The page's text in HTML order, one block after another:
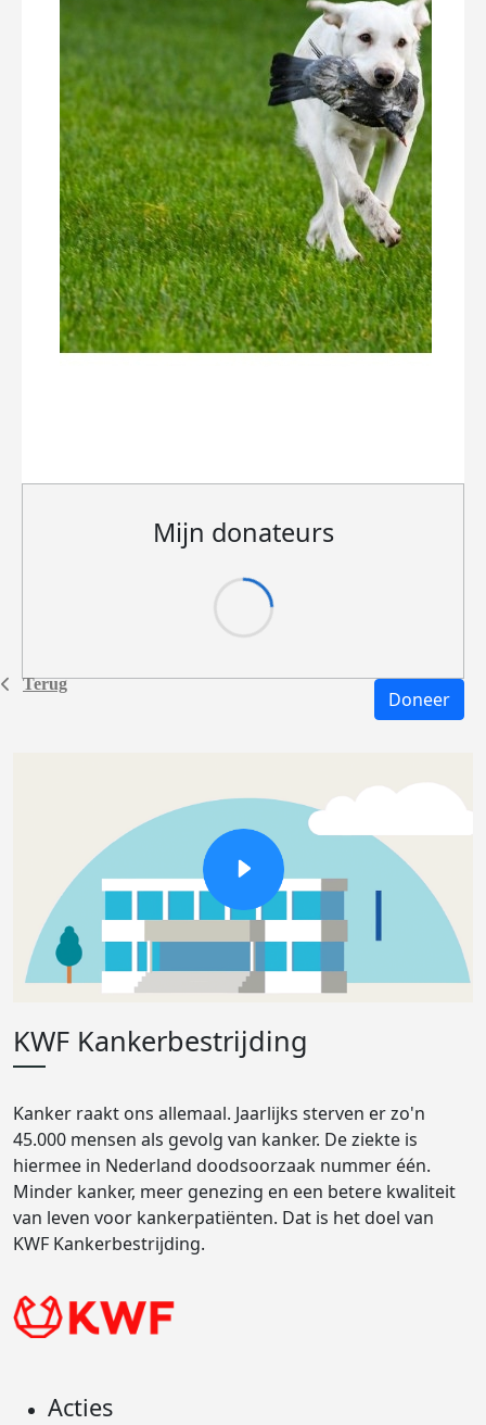
Terug
Mijn donateurs
Doneer
KWF Kankerbestrijding
Kanker raakt ons allemaal. Jaarlijks sterven er zo'n
45.000 mensen als gevolg van kanker. De ziekte is
hiermee in Nederland doodsoorzaak nummer één.
Minder kanker, meer genezing en een betere kwaliteit
van leven voor kankerpatiënten. Dat is het doel van
KWF Kankerbestrijding.
Acties